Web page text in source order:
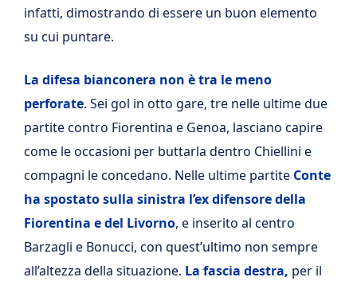
infatti, dimostrando di essere un buon elemento
su cui puntare.
La difesa bianconera non è tra le meno
perforate. Sei gol in otto gare, tre nelle ultime due
partite contro Fiorentina e Genoa, lasciano capire
come le occasioni per buttarla dentro Chiellini e
compagni le concedano. Nelle ultime partite Conte
ha spostato sulla sinistra l’ex difensore della
Fiorentina e del Livorno, e inserito al centro
Barzagli e Bonucci, con quest’ultimo non sempre
all’altezza della situazione. La fascia destra, per il